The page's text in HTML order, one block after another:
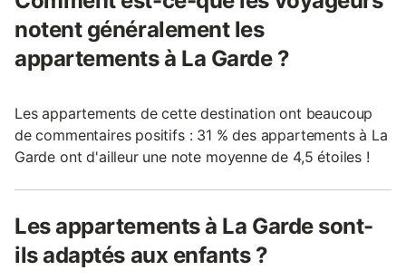
notent généralement les
appartements à La Garde ?
Les appartements de cette destination ont beaucoup
de commentaires positifs : 31 % des appartements à La
Garde ont d'ailleur une note moyenne de 4,5 étoiles !
Les appartements à La Garde sont-
ils adaptés aux enfants ?